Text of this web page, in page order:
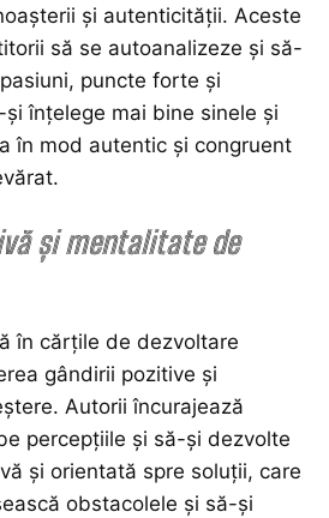
și autenticității. Aceste
să se autoanalizeze și să-
puncte forte și
înțelege mai bine sinele și
în mod autentic și congruent
și mentalitate de
în cărțile de dezvoltare
gândirii pozitive și
Autorii încurajează
percepțiile și să-și dezvolte
și orientată spre soluții, care
obstacolele și să-și